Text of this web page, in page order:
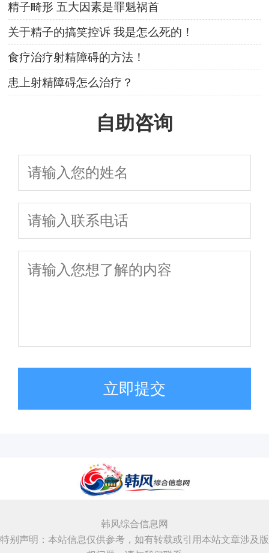
精子畸形 五大因素是罪魁祸首
关于精子的搞笑控诉 我是怎么死的！
食疗治疗射精障碍的方法！
患上射精障碍怎么治疗？
自助咨询
立即提交
韩风综合信息网
特别声明：本站信息仅供参考，如有转载或引用本站文章涉及版